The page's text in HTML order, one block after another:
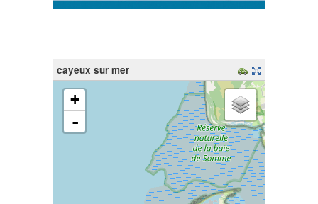
cayeux sur mer
chargement de la carte - veuillez patienter...
+
-